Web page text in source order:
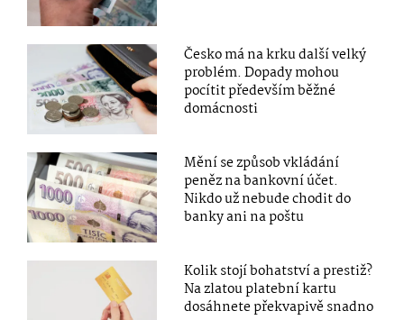
Česko má na krku další velký
problém. Dopady mohou
pocítit především běžné
domácnosti
Mění se způsob vkládání
peněz na bankovní účet.
Nikdo už nebude chodit do
banky ani na poštu
Kolik stojí bohatství a prestiž?
Na zlatou platební kartu
dosáhnete překvapivě snadno